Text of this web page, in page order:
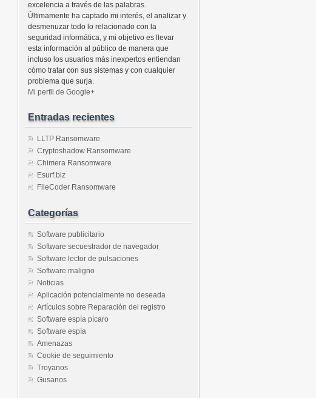
excelencia a través de las palabras.
Últimamente ha captado mi interés, el analizar y
desmenuzar todo lo relacionado con la
seguridad informática, y mi objetivo es llevar
esta información al público de manera que
incluso los usuarios más inexpertos entiendan
cómo tratar con sus sistemas y con cualquier
problema que surja.
Mi perfil de Google+
Entradas recientes
LLTP Ransomware
Cryptoshadow Ransomware
Chimera Ransomware
Esurf.biz
FileCoder Ransomware
Categorías
Software publicitario
Software secuestrador de navegador
Software lector de pulsaciones
Software maligno
Noticias
Aplicación potencialmente no deseada
Artículos sobre Reparación del registro
Software espía pícaro
Software espía
Amenazas
Cookie de seguimiento
Troyanos
Gusanos